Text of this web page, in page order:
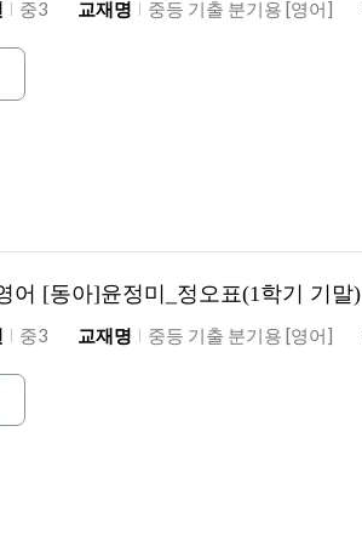
중3 교재명 중등 기출 분기용 [영어]
어 [동아]윤정미_정오표(1학기 기말)
중3 교재명 중등 기출 분기용 [영어]